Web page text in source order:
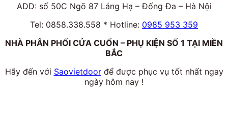
ADD: số 50C Ngõ 87 Láng Hạ – Đống Đa – Hà Nội
Tel: 0858.338.558 * Hotline: 0985 953 359
NHÀ PHÂN PHỐI CỬA CUỐN – PHỤ KIỆN SỐ 1 TẠI MIỀN
BẮC
Hãy đến với Saovietdoorđể được phục vụ tốt nhất ngay
ngày hôm nay !